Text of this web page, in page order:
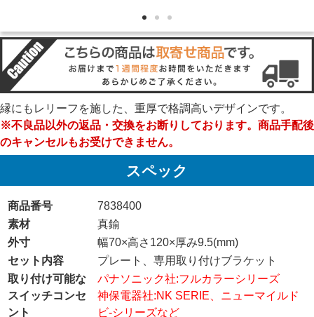
縁にもレリーフを施した、重厚で格調高いデザインです。
※不良品以外の返品・交換をお断りしております。商品手配後
のキャンセルもお受けできません。
スペック
商品番号
7838400
素材
真鍮
外寸
幅70×高さ120×厚み9.5(mm)
セット内容
プレート、専用取り付けブラケット
取り付け可能な
スイッチコンセ
ント
パナソニック社:フルカラーシリーズ
神保電器社:NK SERIE、ニューマイルド
ビ-シリーズなど